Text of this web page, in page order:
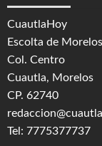
CuautlaHoy
Escolta de
Col. Centro
Cuautla, Morelos
CP. 62740
Tel: 7775377737